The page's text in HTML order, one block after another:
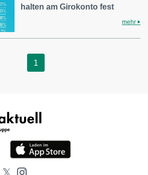
halten am Girokonto fest
mehr
1